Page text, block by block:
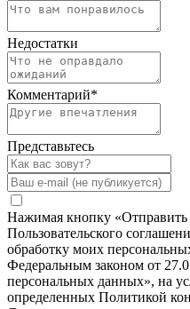
Недостатки
Комментарий*
Представьтесь
Нажимая кнопку
Пользовательского
обработку моих
Федеральным законом от
персональных данных», на
определенных Политикой